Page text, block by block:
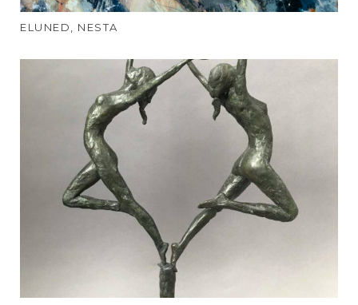
ELUNED, NESTA